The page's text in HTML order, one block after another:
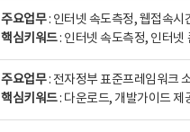
주요업무: 인터넷 속도측정, 웹접속시
핵심키워드: 인터넷 속도측정, 인터넷
주요업무: 전자정부 표준프레임워크
핵심키워드: 다운로드, 개발가이드 제